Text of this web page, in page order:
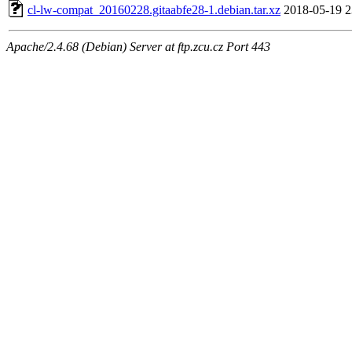
cl-lw-compat_20160228.gitaabfe28-1.debian.tar.xz 2018-05-19
Apache/2.4.68 (Debian) Server at ftp.zcu.cz Port 443